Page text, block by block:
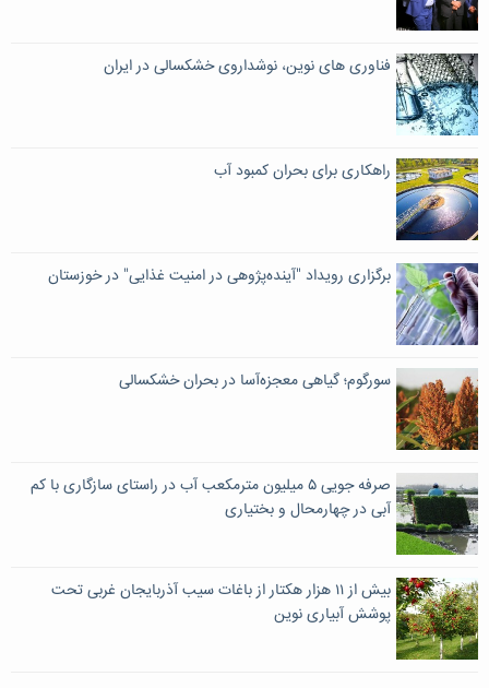
فناوری‌ های نوین، نوشداروی خشکسالی در ایران
راهکاری برای بحران کمبود آب
برگزاری رویداد "آینده‌پژوهی در امنیت غذایی" در خوزستان
سورگوم؛ گیاهی معجزه‌آسا در بحران خشکسالی
صرفه جویی ۵ میلیون مترمکعب آب در راستای سازگاری با کم
آبی در چهارمحال و بختیاری
بیش از ۱۱ هزار هکتار از باغات سیب آذربایجان غربی تحت
پوشش آبیاری نوین